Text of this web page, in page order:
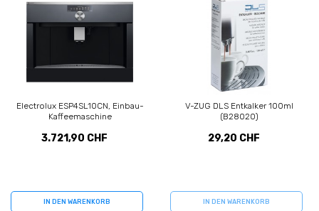
Electrolux ESP4SL10CN, Einbau-
Kaffeemaschine
3.721,90 CHF
IN DEN WARENKORB
V-ZUG DLS Entkalker 100ml
(B28020)
29,20 CHF
IN DEN WARENKORB